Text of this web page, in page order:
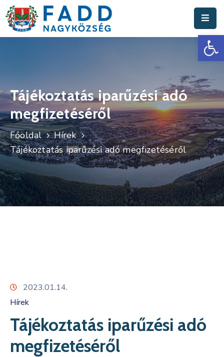
Hivatal
Fadd
Nagyközség
Turisztika
Választási
Információk
Események
Tájékoztatás iparűzési adó
megfizetéséről
Főoldal
Hírek
Tájékoztatás iparűzési adó megfizetéséről
2023.01.14.
Hírek
Tájékoztatás iparűzési adó
megfizetéséről